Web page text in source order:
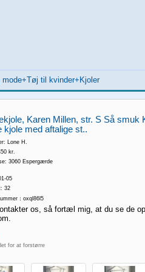
mode+Tøj til kvinder+Kjoler
Karen Millen, str. S Så smuk
kjole med aftalige st..
Lone H.
kr.
3060 Espergærde
05
32
：oxql86l5
os, så fortæl mig, at du se de
for at forstørre